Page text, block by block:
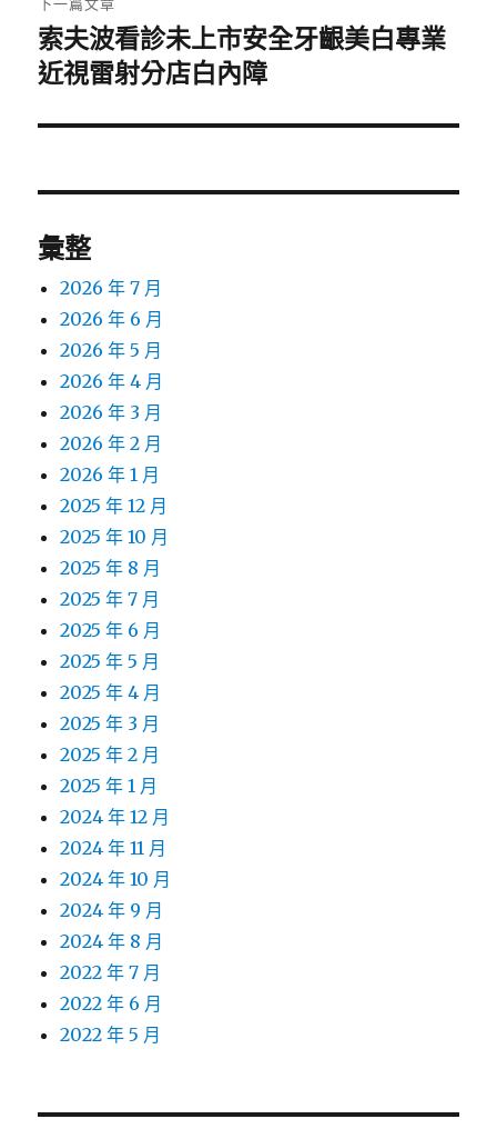
下
一
文
索夫波看診未上市安全牙齦美白專業
近視雷射分店白內障
彙整
2026 年 7 月
2026 年 6 月
2026 年 5 月
2026 年 4 月
2026 年 3 月
2026 年 2 月
2026 年 1 月
2025 年 12 月
2025 年 10 月
2025 年 8 月
2025 年 7 月
2025 年 6 月
2025 年 5 月
2025 年 4 月
2025 年 3 月
2025 年 2 月
2025 年 1 月
2024 年 12 月
2024 年 11 月
2024 年 10 月
2024 年 9 月
2024 年 8 月
2022 年 7 月
2022 年 6 月
2022 年 5 月